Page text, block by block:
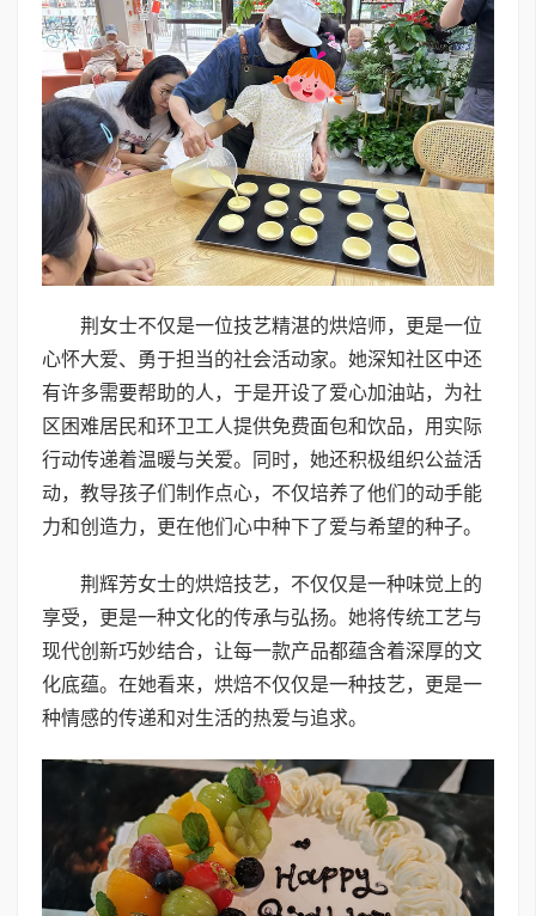
荆女士不仅是一位技艺精湛的烘焙师，更是一位
心怀大爱、勇于担当的社会活动家。她深知社区中还
有许多需要帮助的人，于是开设了爱心加油站，为社
区困难居民和环卫工人提供免费面包和饮品，用实际
行动传递着温暖与关爱。同时，她还积极组织公益活
动，教导孩子们制作点心，不仅培养了他们的动手能
力和创造力，更在他们心中种下了爱与希望的种子。
荆辉芳女士的烘焙技艺，不仅仅是一种味觉上的
享受，更是一种文化的传承与弘扬。她将传统工艺与
现代创新巧妙结合，让每一款产品都蕴含着深厚的文
化底蕴。在她看来，烘焙不仅仅是一种技艺，更是一
种情感的传递和对生活的热爱与追求。